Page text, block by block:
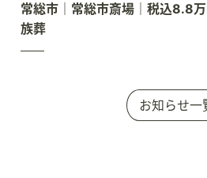
常総市｜常総市斎場｜税込8.8
族葬
お知らせ一